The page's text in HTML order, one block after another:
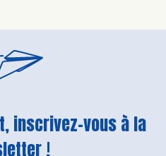
inscrivez-vous à la
!